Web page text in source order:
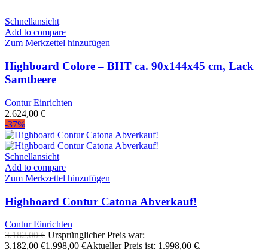
Schnellansicht
Add to compare
Zum Merkzettel hinzufügen
Highboard Colore – BHT ca. 90x144x45 cm, Lack
Samtbeere
Contur Einrichten
2.624,00 €
-37%
Schnellansicht
Add to compare
Zum Merkzettel hinzufügen
Highboard Contur Catona Abverkauf!
Contur Einrichten
3.182,00€ Ursprünglicher Preis war:
3.182,00 €1.998,00 €Aktueller Preis ist: 1.998,00 €.